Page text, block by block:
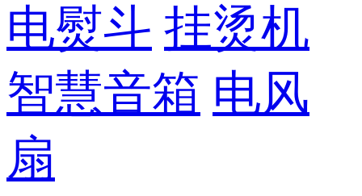
电熨斗 挂烫机
智慧音箱 电风
扇